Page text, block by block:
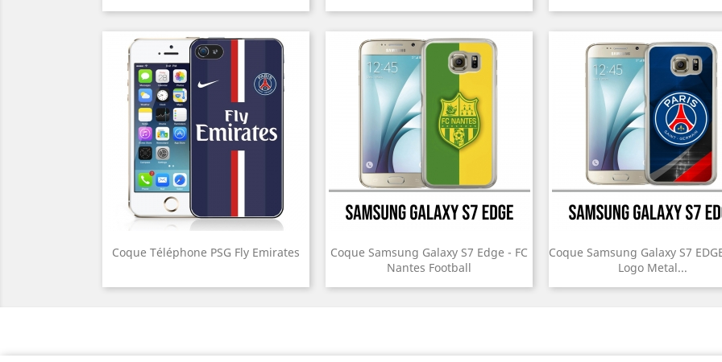
Coque Téléphone PSG Fly Emirates
Coque Samsung Galaxy S7 Edge - FC
Nantes Football
Coque Samsung Galaxy S7
Logo Metal...